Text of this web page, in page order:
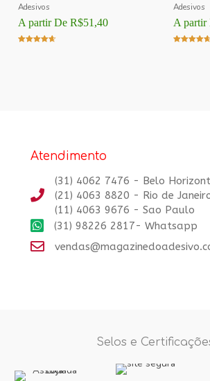
Adesivos
A partir De R$51,40
Adesivos
A partir
Atendimento
(31) 4062 7476 - Belo
(21) 4063 8820 - Rio de
(11) 4063 9676 - Sao Paulo
(31) 98226 2817- Whatsapp
Selos e